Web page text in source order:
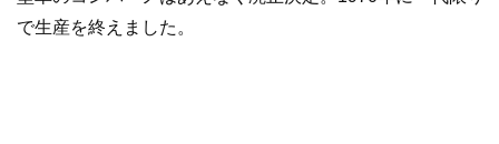
で生産を終えました。